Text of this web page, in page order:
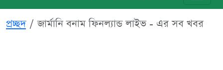
প্রচ্ছদ জার্মানি বনাম ফিনল্যান্ড লাইভ - এর সব খবর